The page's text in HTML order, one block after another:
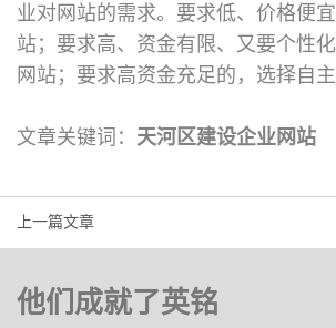
业对网站的需求。要求低、价格便
站；要求高、资金有限、又要个性
网站；要求高资金充足的，选择自主
文章关键词： 天河区建设企业网站
上一篇文章
他们成就了英铭